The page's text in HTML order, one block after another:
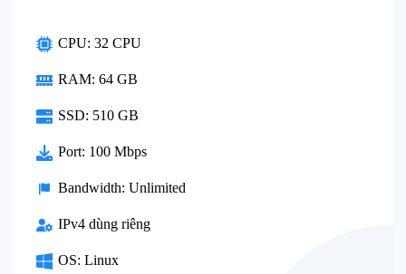
CPU: 32 CPU
RAM: 64 GB
SSD: 510 GB
Port: 100 Mbps
Bandwidth: Unlimited
IPv4 dùng riêng
OS: Linux